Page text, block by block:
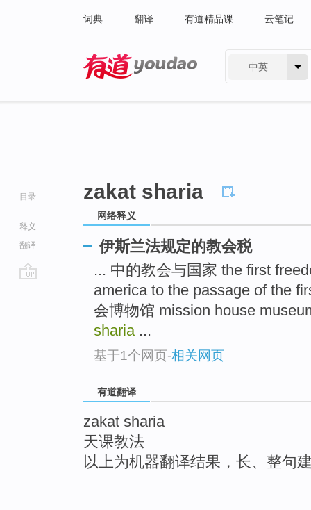
词典 翻译 有道精品课 云笔记
中英
目录
释义
翻译
zakat sharia
网络释义
伊斯兰法规定的教会税
... 中的教会与国家 the first
america to the passage of the
会博物馆 mission house
sharia...
基于1个网页-相关网页
有道翻译
zakat sharia
天课教法
以上为机器翻译结果，长、整句